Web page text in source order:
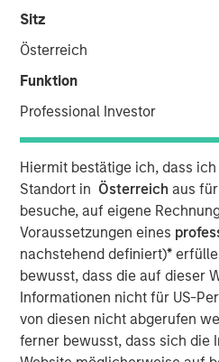
Sitz
Österreich
Funktion
Professional Investor
Hiermit bestätige ich, dass
Standort in Österreich aus
besuche, auf eigene
Voraussetzungen eines
nachstehend definiert)*
bewusst, dass die auf dieser
Informationen nicht für US-
von diesen nicht abgerufen
ferner bewusst, dass sich die
The Authors
The Trump Administration has
tariff on automotive imports
will fuel domestic
put the brakes on automakers
supply chains. United States-
(USMCA) compliant imports